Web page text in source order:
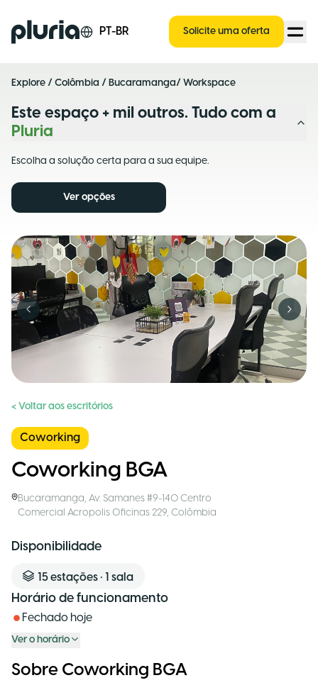
Logo Pluria PT-BR Solicite uma oferta
Explore / Colômbia / Bucaramanga/ Workspace
Este espaço + mil outros. Tudo com a
Pluria
Escolha a solução certa para a sua equipe.
Ver opções
Previous slide Next
< Voltar aos escritórios
Coworking
Coworking BGA
Bucaramanga, Av. Samanes #9-140 Centro
Comercial Acropolis Oficinas 229, Colômbia
Disponibilidade
15estações • 1 sala
Horário de funcionamento
Fechado hoje
Ver o horário
Sobre Coworking BGA